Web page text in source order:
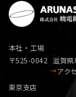
本社・工場
〒525-0042 滋賀
アク
東京支店